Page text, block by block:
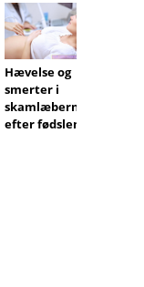
Hævelse og
smerter i
skamlæberne
efter fødslen